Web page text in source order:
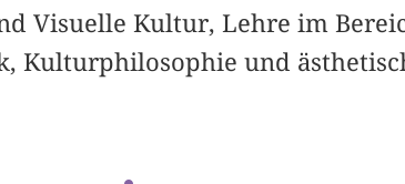
Visuelle Kultur, Lehre im
Kulturphilosophie und